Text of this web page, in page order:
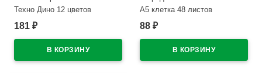
Техно Дино 12 цветов
арт.65030
181 ₽
А5 клетка 48 листов
ErichKrause CoverPrо
арт.64630
88 ₽